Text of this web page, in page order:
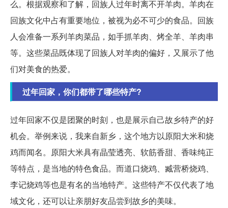
么。根据观察和了解，回族人过年时离不开羊肉。羊肉在
回族文化中占有重要地位，被视为必不可少的食品。回族
人会准备一系列羊肉菜品，如手抓羊肉、烤全羊、羊肉串
等。这些菜品既体现了回族人对羊肉的偏好，又展示了他
们对美食的热爱。
过年回家，你们都带了哪些特产?
过年回家不仅是团聚的时刻，也是展示自己故乡特产的好
机会。举例来说，我来自新乡，这个地方以原阳大米和烧
鸡而闻名。原阳大米具有晶莹透亮、软筋香甜、香味纯正
等特点，是当地的特色食品。而道口烧鸡、臧营桥烧鸡、
李记烧鸡等也是有名的当地特产。这些特产不仅代表了地
域文化，还可以让亲朋好友品尝到故乡的美味。